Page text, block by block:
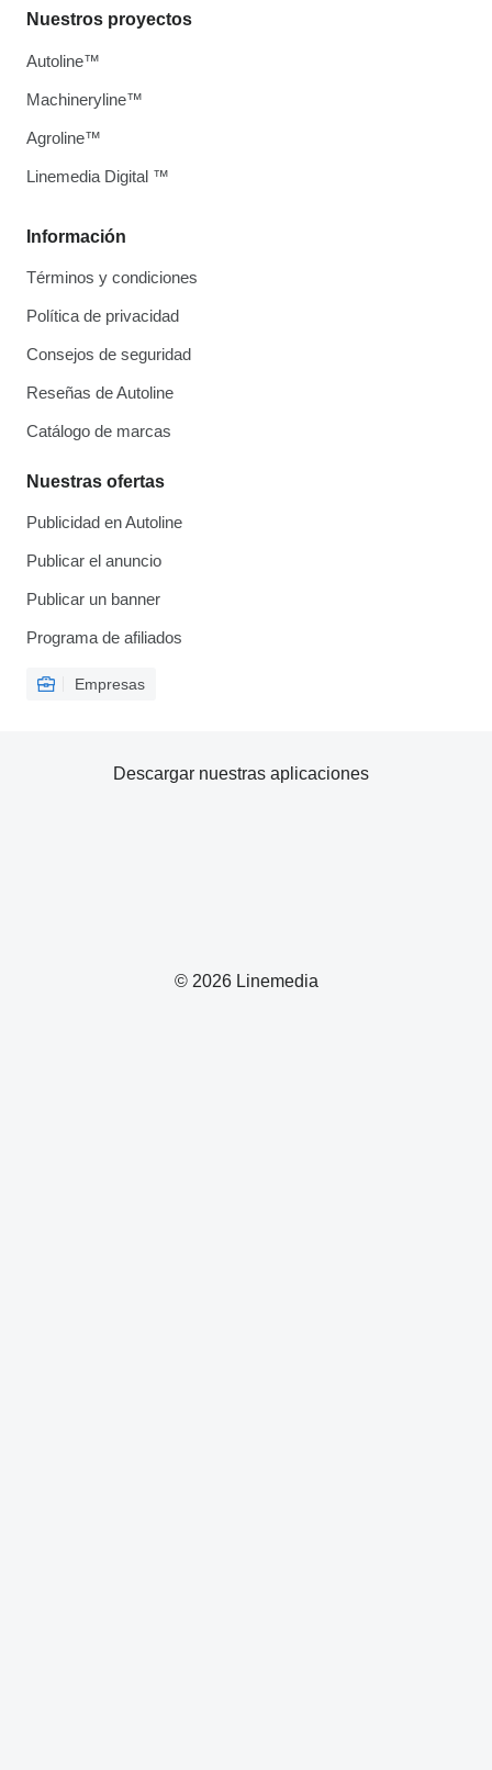
Información
Términos y condiciones
Política de privacidad
Consejos de seguridad
Reseñas de Autoline
Catálogo de marcas
Nuestras ofertas
Publicidad en Autoline
Publicar el anuncio
Publicar un banner
Programa de afiliados
Empresas
Nuestros proyectos
Autoline™
Machineryline™
Agroline™
Linemedia Digital ™
© 2026 Linemedia
Descargar nuestras aplicaciones